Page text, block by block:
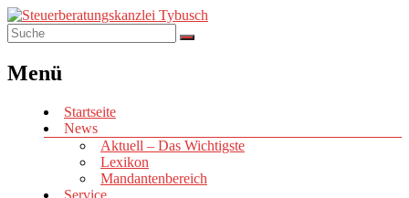
Menü
Startseite
News
Aktuell – Das Wichtigste
Lexikon
Mandantenbereich
Service